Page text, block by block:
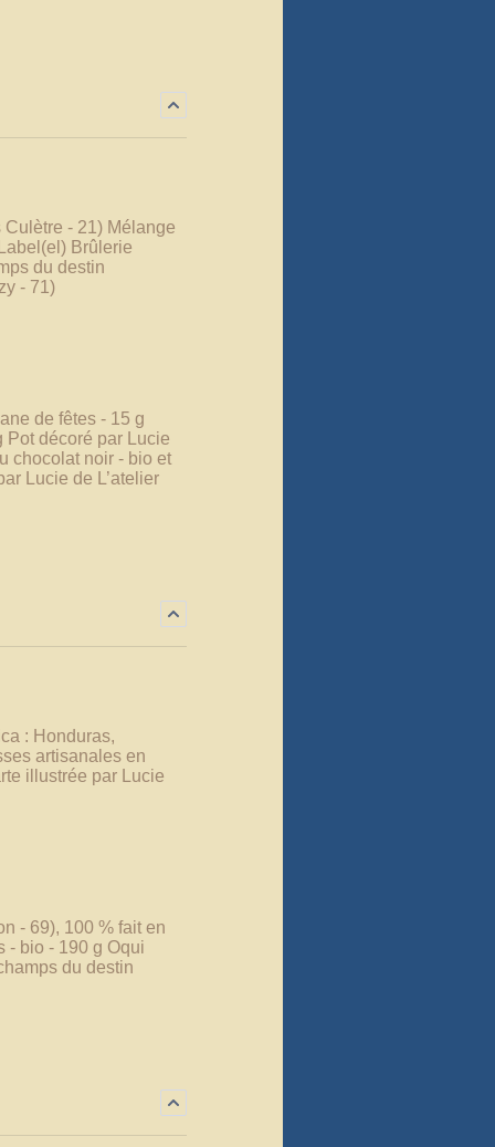
- 21) Mélange
Brûlerie
du destin
- 71)
de fêtes - 15 g
Pot décoré par Lucie
chocolat noir - bio et
Lucie de L’atelier
: Honduras,
artisanales en
illustrée par Lucie
- 69), 100 % fait en
- bio - 190 g Oqui
du destin